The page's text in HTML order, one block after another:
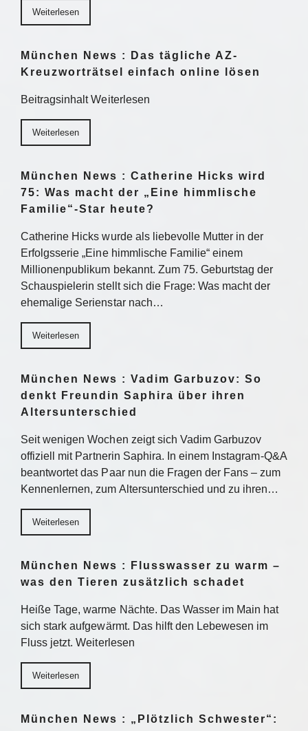
Weiterlesen
München News : Das tägliche AZ-
Kreuzworträtsel einfach online lösen
Beitragsinhalt Weiterlesen
Weiterlesen
München News : Catherine Hicks wird
75: Was macht der „Eine himmlische
Familie“-Star heute?
Catherine Hicks wurde als liebevolle Mutter in der
Erfolgsserie „Eine himmlische Familie“ einem
Millionenpublikum bekannt. Zum 75. Geburtstag der
Schauspielerin stellt sich die Frage: Was macht der
ehemalige Serienstar nach…
Weiterlesen
München News : Vadim Garbuzov: So
denkt Freundin Saphira über ihren
Altersunterschied
Seit wenigen Wochen zeigt sich Vadim Garbuzov
offiziell mit Partnerin Saphira. In einem Instagram-Q&A
beantwortet das Paar nun die Fragen der Fans – zum
Kennenlernen, zum Altersunterschied und zu ihren…
Weiterlesen
München News : Flusswasser zu warm –
was den Tieren zusätzlich schadet
Heiße Tage, warme Nächte. Das Wasser im Main hat
sich stark aufgewärmt. Das hilft den Lebewesen im
Fluss jetzt. Weiterlesen
Weiterlesen
München News : „Plötzlich Schwester“: